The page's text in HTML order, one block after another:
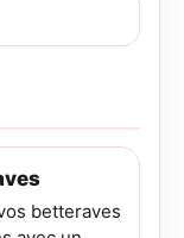
betteraves